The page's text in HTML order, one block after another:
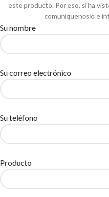
este producto. Por eso, si ha
comuníquenoslo e
Su nombre
Su correo electrónico
Su teléfono
Producto